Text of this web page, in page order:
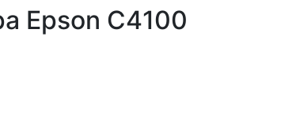
Epson C4100